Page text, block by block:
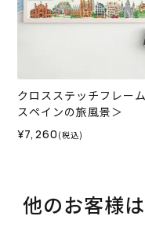
クロスステッチフレー
スペインの旅風景＞
¥7,260 (税込)
他のお客様